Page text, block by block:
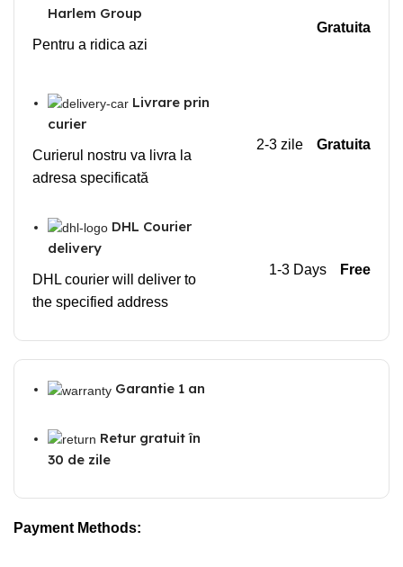
Harlem Group
Pentru a ridica azi
Gratuita
Livrare prin
curier
Curierul nostru va livra la
adresa specificată
2-3 zile Gratuita
DHL Courier
delivery
DHL courier will deliver to
the specified address
1-3 Days Free
Garantie 1 an
Retur gratuit în
30 de zile
Payment Methods: